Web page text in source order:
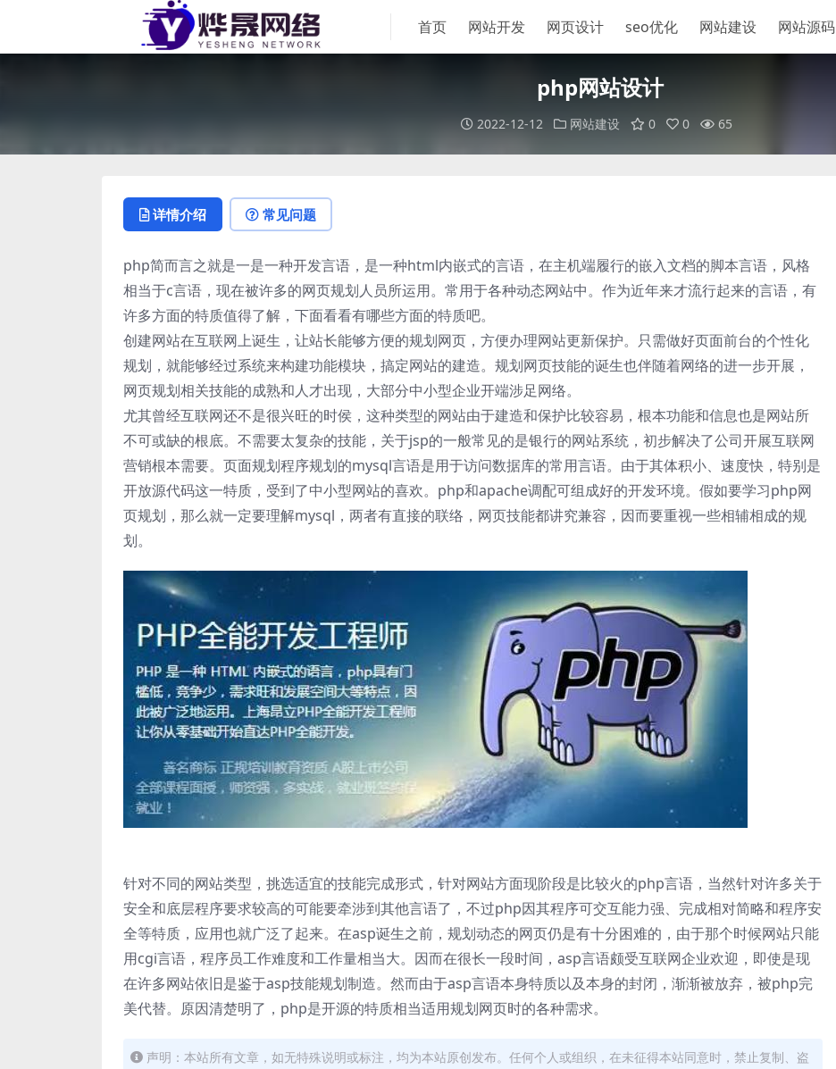
首页 网站开发 网页设计 seo优化 网站建设 网站源码
php网站设计
2022-12-12 网站建设 0 0 65
详情介绍 常见问题
php简而言之就是一是一种开发言语，是一种html内嵌式的言语，在主机端履行的嵌入文档的脚本言语，风格
相当于c言语，现在被许多的网页规划人员所运用。常用于各种动态网站中。作为近年来才流行起来的言语，有
许多方面的特质值得了解，下面看看有哪些方面的特质吧。
创建网站在互联网上诞生，让站长能够方便的规划网页，方便办理网站更新保护。只需做好页面前台的个性化
规划，就能够经过系统来构建功能模块，搞定网站的建造。规划网页技能的诞生也伴随着网络的进一步开展，
网页规划相关技能的成熟和人才出现，大部分中小型企业开端涉足网络。
尤其曾经互联网还不是很兴旺的时侯，这种类型的网站由于建造和保护比较容易，根本功能和信息也是网站所
不可或缺的根底。不需要太复杂的技能，关于jsp的一般常见的是银行的网站系统，初步解决了公司开展互联网
营销根本需要。页面规划程序规划的mysql言语是用于访问数据库的常用言语。由于其体积小、速度快，特别是
开放源代码这一特质，受到了中小型网站的喜欢。php和apache调配可组成好的开发环境。假如要学习php网
页规划，那么就一定要理解mysql，两者有直接的联络，网页技能都讲究兼容，因而要重视一些相辅相成的规
划。
针对不同的网站类型，挑选适宜的技能完成形式，针对网站方面现阶段是比较火的php言语，当然针对许多关于
安全和底层程序要求较高的可能要牵涉到其他言语了，不过php因其程序可交互能力强、完成相对简略和程序安
全等特质，应用也就广泛了起来。在asp诞生之前，规划动态的网页仍是有十分困难的，由于那个时候网站只能
用cgi言语，程序员工作难度和工作量相当大。因而在很长一段时间，asp言语颇受互联网企业欢迎，即使是现
在许多网站依旧是鉴于asp技能规划制造。然而由于asp言语本身特质以及本身的封闭，渐渐被放弃，被php完
美代替。原因清楚明了，php是开源的特质相当适用规划网页时的各种需求。
声明：本站所有文章，如无特殊说明或标注，均为本站原创发布。任何个人或组织，在未征得本站同意时，禁止复制、盗